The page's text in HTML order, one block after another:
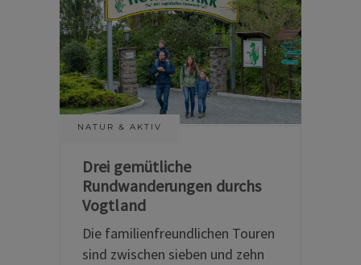
NATUR & AKTIV
Drei gemütliche
Rundwanderungen durchs
Vogtland
Die familienfreundlichen Touren
sind zwischen sieben und zehn